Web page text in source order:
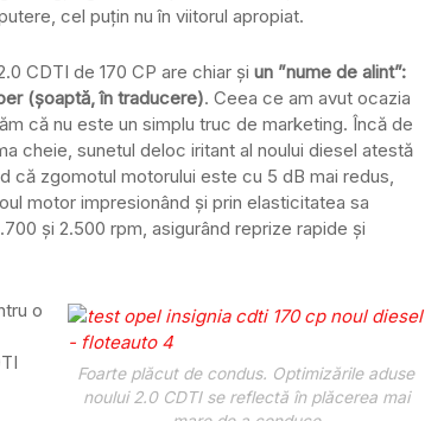
cel puțin nu în viitorul apropiat.
CDTI de 170 CP are chiar și un ”nume de alint”:
(șoaptă, în traducere). Ceea ce am avut ocazia
că nu este un simplu truc de marketing. Încă de
cheie, sunetul deloc iritant al noului diesel atestă
că zgomotul motorului este cu 5 dB mai redus,
motor impresionând şi prin elasticitatea sa
şi 2.500 rpm, asigurând reprize rapide și
Foarte plăcut de condus. Optimizările aduse
noului 2.0 CDTI se reflectă în plăcerea mai
o